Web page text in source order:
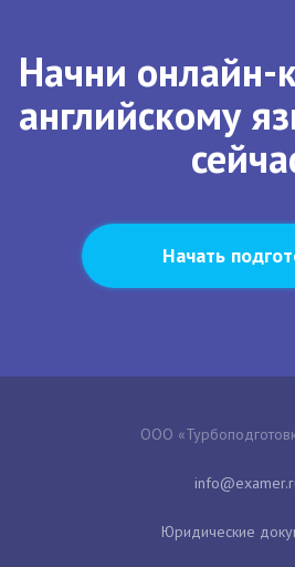
Начни онлайн-
английскому
Начать
ООО
Юридические